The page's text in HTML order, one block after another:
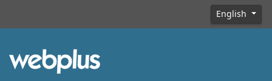
English